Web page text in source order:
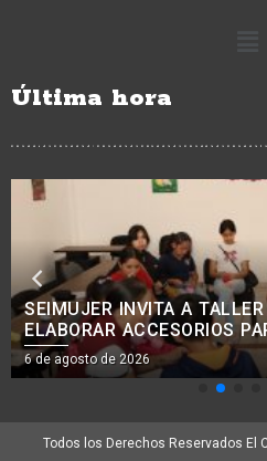
Última hora
JEOVANA ALCÁNTAR
COMPROMISO DE
LA UNICLA
6 de agosto de 2026
Todos los Derechos Reservados El